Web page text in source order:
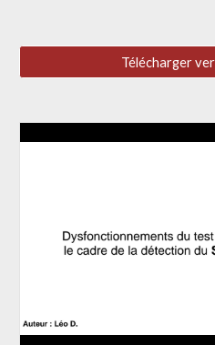
Télécharger